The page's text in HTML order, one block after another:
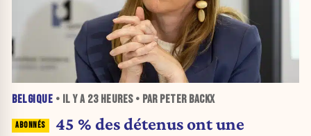
BELGIQUE • IL Y A 23 HEURES• PAR PETER BACKX
45 % des détenus ont une